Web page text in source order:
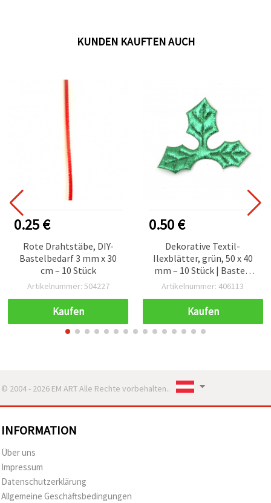
KUNDEN KAUFTEN AUCH
0.25 €
Rote Drahtstäbe, DIY-
Bastelbedarf 3 mm x 30
cm – 10 Stück
Artikelnummer: 504227
Kaufen
0.50 €
Dekorative Textil-
Ilexblätter, grün, 50 x 40
mm – 10 Stück | Bastel-
Deko
Artikelnummer: 406113
Kaufen
© 2004 - 2026 EM ART Alle Rechte vorbehalten..
INFORMATION
Über uns
Impressum
Datenschutzerklärung
Allgemeine Geschäftsbedingungen